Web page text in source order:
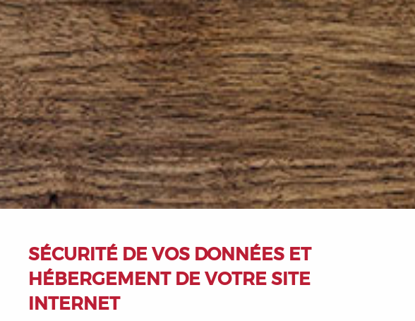
SÉCURITÉ DE VOS DONNÉES ET
HÉBERGEMENT DE VOTRE SITE
INTERNET